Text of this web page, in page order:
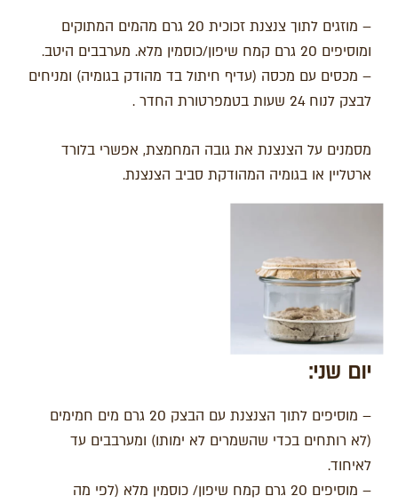
– מוזגים לתוך צנצנת זכוכית 20 גרם מהמים המתוקים
ומוסיפים 20 גרם קמח שיפון/כוסמין מלא. מערבבים היטב.
– מכסים עם מכסה (עדיף חיתול בד מהודק בגומיה) ומניחים
לבצק לנוח 24 שעות בטמפרטורת החדר .
מסמנים על הצנצנת את גובה המחמצת, אפשרי בלורד
ארטליין או בגומיה המהודקת סביב הצנצנת.
יום שני:
– מוסיפים לתוך הצנצנת עם הבצק 20 גרם מים חמימים
(לא רותחים בכדי שהשמרים לא ימותו) ומערבבים עד
לאיחוד.
– מוסיפים 20 גרם קמח שיפון/ כוסמין מלא (לפי מה